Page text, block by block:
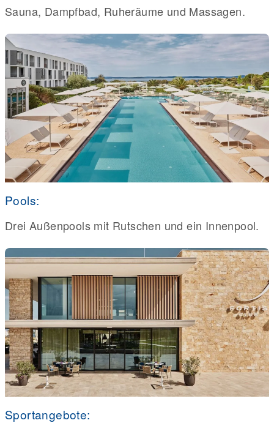
Sauna, Dampfbad, Ruheräume und Massagen.
Pools:
Drei Außenpools mit Rutschen und ein Innenpool.
Sportangebote: